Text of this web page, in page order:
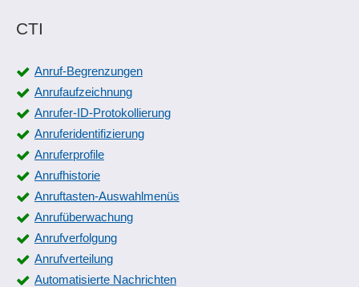
CTI
Anruf-Begrenzungen
Anrufaufzeichnung
Anrufer-ID-Protokollierung
Anruferidentifizierung
Anruferprofile
Anrufhistorie
Anruftasten-Auswahlmenüs
Anrufüberwachung
Anrufverfolgung
Anrufverteilung
Automatisierte Nachrichten